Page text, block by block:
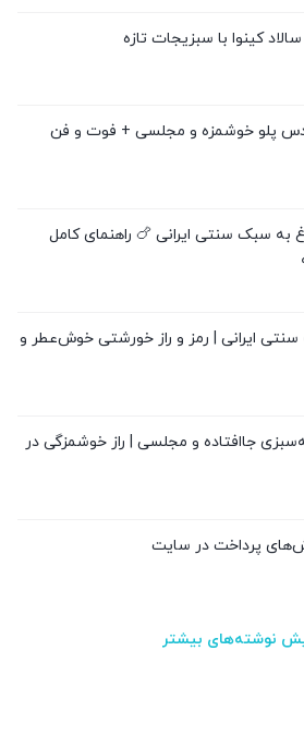
کینوا با سبزیجات تازه
پلو خوشمزه و مجلسی + فوت و فن
سبک سنتی ایرانی 🍗 راهنمای کامل
ایرانی | رمز و راز خورشتی خوش‌عطر و
جاافتاده و مجلسی | راز خوشمزگی در
پرداخت در سایت
نوشته‌های بیشتر